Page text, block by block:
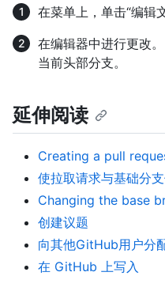
在菜单上，单击“编辑
在编辑器中进行更改
当前头部分支。
延伸阅读
Creating a pull
使拉取请求与基础分
Changing the base
创建议题
向其他GitHub用户分
在 GitHub 上写入